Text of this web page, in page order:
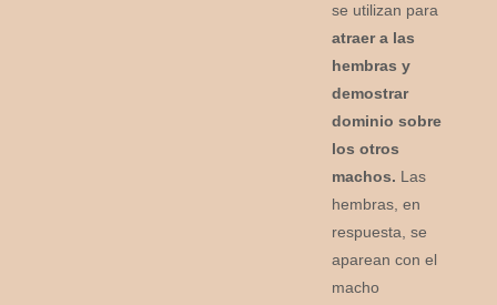
se utilizan para
atraer a las
hembras y
demostrar
dominio sobre
los otros
machos. Las
hembras, en
respuesta, se
aparean con el
macho